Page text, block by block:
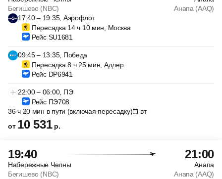
Бегишево (NBC)
Анапа (AAQ)
17:40 – 19:35, Аэрофлот
Пересадка 14 ч 10 мин, Москва
Рейс SU1681
09:45 – 13:35, Победа
Пересадка 8 ч 25 мин, Адлер
Рейс DP6941
22:00 – 06:00, ПЭ
Рейс ПЭ708
36 ч 20 мин в пути (включая пересадку)
вт
от 10 531 р.
19:40 21:00
Набережные Челны
Анапа
Бегишево (NBC)
Анапа (AAQ)